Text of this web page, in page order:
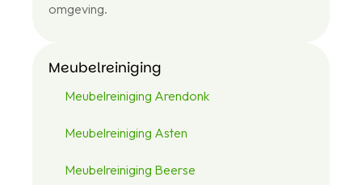
omgeving.
Meubelreiniging
Meubelreiniging Arendonk
Meubelreiniging Asten
Meubelreiniging Beerse